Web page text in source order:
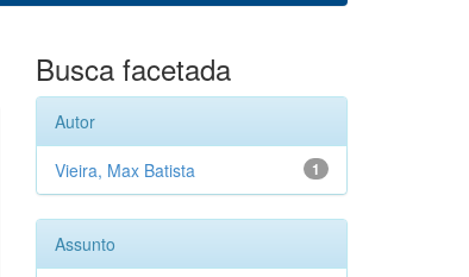
Busca facetada
Autor
1
Vieira, Max Batista
Assunto